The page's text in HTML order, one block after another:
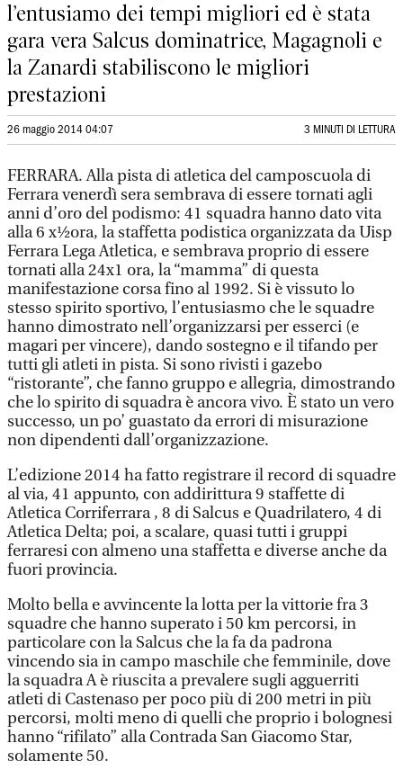
l’entusiamo dei tempi migliori ed è stata
gara vera Salcus dominatrice, Magagnoli e
la Zanardi stabiliscono le migliori
prestazioni
26 maggio 2014 04:07 3 MINUTI DI LETTURA
FERRARA. Alla pista di atletica del camposcuola di
Ferrara venerdì sera sembrava di essere tornati agli
anni d’oro del podismo: 41 squadra hanno dato vita
alla 6 x½ora, la staffetta podistica organizzata da Uisp
Ferrara Lega Atletica, e sembrava proprio di essere
tornati alla 24x1 ora, la “mamma” di questa
manifestazione corsa fino al 1992. Si è vissuto lo
stesso spirito sportivo, l’entusiasmo che le squadre
hanno dimostrato nell’organizzarsi per esserci (e
magari per vincere), dando sostegno e il tifando per
tutti gli atleti in pista. Si sono rivisti i gazebo
“ristorante”, che fanno gruppo e allegria, dimostrando
che lo spirito di squadra è ancora vivo. È stato un vero
successo, un po’ guastato da errori di misurazione
non dipendenti dall’organizzazione.
L’edizione 2014 ha fatto registrare il record di squadre
al via, 41 appunto, con addirittura 9 staffette di
Atletica Corriferrara , 8 di Salcus e Quadrilatero, 4 di
Atletica Delta; poi, a scalare, quasi tutti i gruppi
ferraresi con almeno una staffetta e diverse anche da
fuori provincia.
Molto bella e avvincente la lotta per la vittorie fra 3
squadre che hanno superato i 50 km percorsi, in
particolare con la Salcus che la fa da padrona
vincendo sia in campo maschile che femminile, dove
la squadra A è riuscita a prevalere sugli agguerriti
atleti di Castenaso per poco più di 200 metri in più
percorsi, molti meno di quelli che proprio i bolognesi
hanno “rifilato” alla Contrada San Giacomo Star,
solamente 50.